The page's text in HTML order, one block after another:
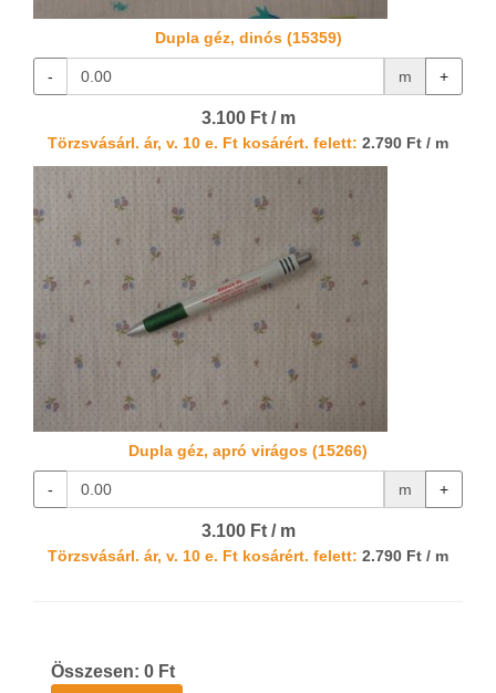
Dupla géz, dinós (15359)
- m +
3.100 Ft / m
Törzsvásárl. ár, v. 10 e. Ft kosárért. felett: 2.790 Ft / m
Dupla géz, apró virágos (15266)
- m +
3.100 Ft / m
Törzsvásárl. ár, v. 10 e. Ft kosárért. felett: 2.790 Ft / m
Összesen: 0 Ft